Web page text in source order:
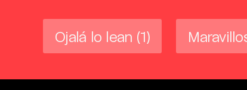
Ojalá lo lean (1)